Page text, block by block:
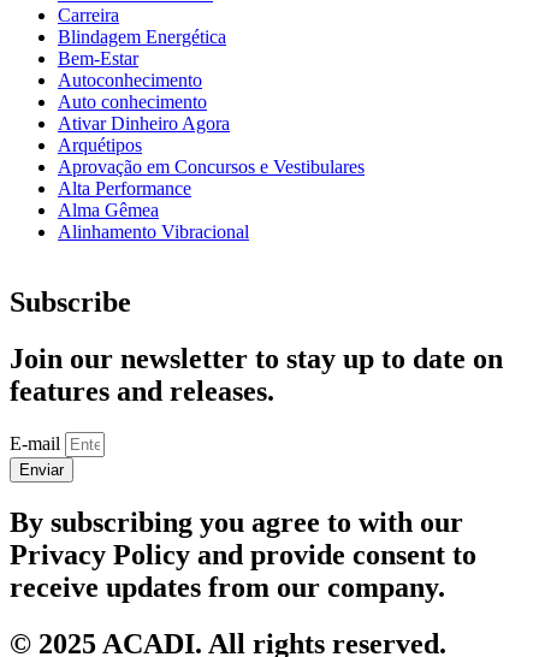
Carreira
Blindagem Energética
Bem-Estar
Autoconhecimento
Auto conhecimento
Ativar Dinheiro Agora
Arquétipos
Aprovação em Concursos e Vestibulares
Alta Performance
Alma Gêmea
Alinhamento Vibracional
Subscribe
Join our newsletter to stay up to date on
features and releases.
E-mail
Enviar
By subscribing you agree to with our
Privacy Policy and provide consent to
receive updates from our company.
© 2025 ACADI. All rights reserved.